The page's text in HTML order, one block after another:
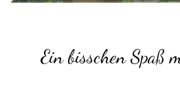
Ein bisschen Spaß